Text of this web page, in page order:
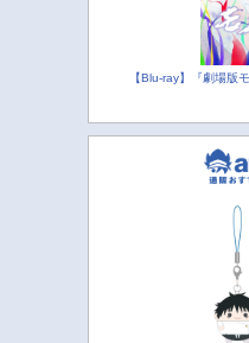
【Blu-ray】『劇場版